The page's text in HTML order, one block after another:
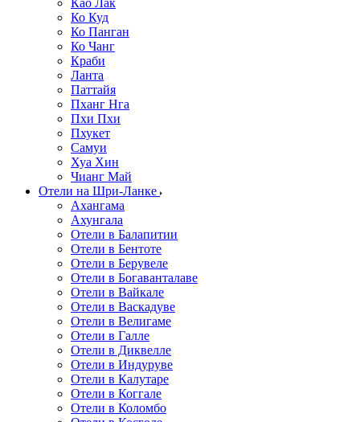
Као Лак
Ко Куд
Ко Панган
Ко Чанг
Краби
Ланта
Паттайя
Пханг Нга
Пхи Пхи
Пхукет
Самуи
Хуа Хин
Чианг Май
Отели на Шри-Ланке
Ахангама
Ахунгала
Отели в Балапитии
Отели в Бентоте
Отели в Берувеле
Отели в Богаванталаве
Отели в Вайкале
Отели в Васкадуве
Отели в Велигаме
Отели в Галле
Отели в Диквелле
Отели в Индуруве
Отели в Калутаре
Отели в Коггале
Отели в Коломбо